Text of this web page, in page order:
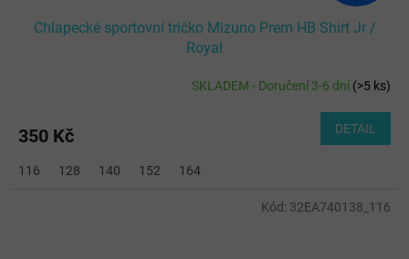
Chlapecké sportovní tričko Mizuno Prem HB Shirt Jr /
Royal
SKLADEM - Doručení 3-6 dní(>5 ks)
350 Kč DETAIL
116 128 140 152 164
Kód: 32EA740138_116